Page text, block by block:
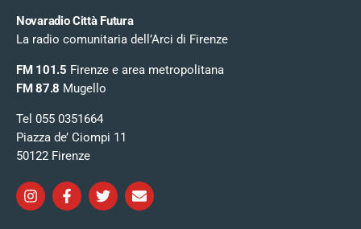
Novaradio Città Futura
La radio comunitaria dell’Arci di Firenze
FM 101.5 Firenze e area metropolitana
FM 87.8 Mugello
Tel 055 0351664
Piazza de’ Ciompi 11
50122 Firenze